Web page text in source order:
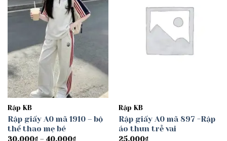
Rập KB
Rập giấy A0 mã 1910 – bộ
thể thao mẹ bé
30.000₫ – 40.000₫Khoảng
Rập KB
Rập giấy A0 mã 897 -Rập
áo thun trễ vai
25.000₫